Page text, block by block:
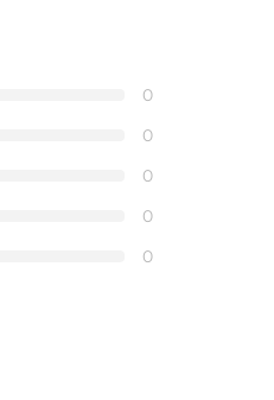
0
0
0
0
0